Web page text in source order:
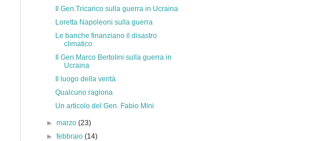
Il Gen.Tricarico sulla guerra in Ucraina
Loretta Napoleoni sulla guerra
Le banche finanziano il disastro
climatico
Il Gen.Marco Bertolini sulla guerra in
Ucraina
Il luogo della verità
Qualcuno ragiona
Un articolo del Gen. Fabio Mini
►marzo(23)
►febbraio(14)